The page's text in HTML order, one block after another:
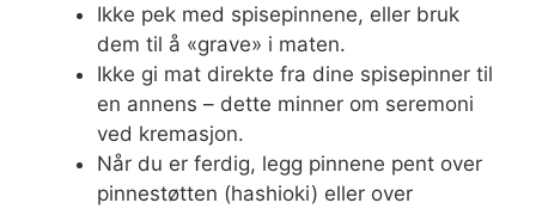
Ikke pek med spisepinnene, eller bruk
dem til å «grave» i maten.
Ikke gi mat direkte fra dine spisepinner til
en annens – dette minner om seremoni
ved kremasjon.
Når du er ferdig, legg pinnene pent over
pinnestøtten (hashioki) eller over